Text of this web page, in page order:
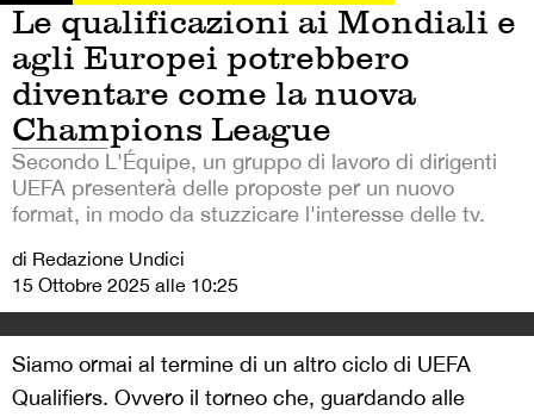
Le qualificazioni ai Mondiali e
agli Europei potrebbero
diventare come la nuova
Champions League
Secondo L'Équipe, un gruppo di lavoro di dirigenti
UEFA presenterà delle proposte per un nuovo
format, in modo da stuzzicare l'interesse delle tv.
di Redazione Undici
15 Ottobre 2025 alle 10:25
Siamo ormai al termine di un altro ciclo di UEFA
Qualifiers. Ovvero il torneo che, guardando alle